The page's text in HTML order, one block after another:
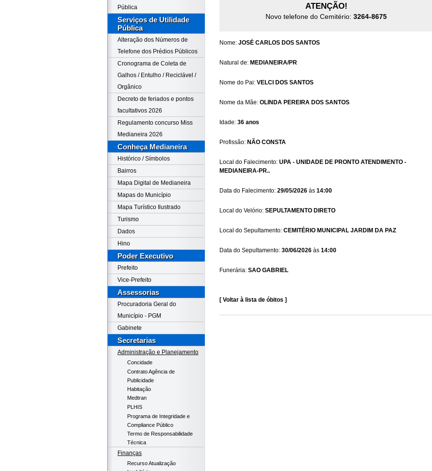
Pública
Serviços de Utilidade
Pública
Alteração dos Números de
Telefone dos Prédios Públicos
Cronograma de Coleta de
Galhos / Entulho / Reciclável /
Orgânico
Decreto de feriados e pontos
facultativos 2026
Regulamento concurso Miss
Medianeira 2026
Conheça Medianeira
Histórico / Símbolos
Bairros
Mapa Digital de Medianeira
Mapas do Município
Mapa Turístico Ilustrado
Turismo
Dados
Hino
Poder Executivo
Prefeito
Vice-Prefeito
Assessorias
Procuradoria Geral do
Município - PGM
Gabinete
Secretarias
Administração e Planejamento
Concidade
Contrato Agência de
Publicidade
Habitação
Medtran
PLHIS
Programa de Integridade e
Compliance Público
Termo de Responsabilidade
Técnica
Finanças
Recurso Atualização
ATENÇÃO!
Novo telefone do Cemitério: 3264-8675
Nome: JOSÉ CARLOS DOS SANTOS
Natural de: MEDIANEIRA/PR
Nome do Pai: VELCI DOS SANTOS
Nome da Mãe: OLINDA PEREIRA DOS SANTOS
Idade: 36 anos
Profissão: NÃO CONSTA
Local do Falecimento: UPA - UNIDADE DE PRONTO ATENDIMENTO -
MEDIANEIRA-PR..
Data do Falecimento: 29/05/2026 às 14:00
Local do Velório: SEPULTAMENTO DIRETO
Local do Sepultamento: CEMITÉRIO MUNICIPAL JARDIM DA PAZ
Data do Sepultamento: 30/06/2026 às 14:00
Funerária: SAO GABRIEL
[ Voltar à lista de óbitos ]